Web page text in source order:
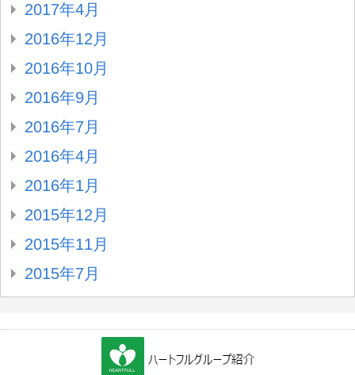
2017年4月
2016年12月
2016年10月
2016年9月
2016年7月
2016年4月
2016年1月
2015年12月
2015年11月
2015年7月